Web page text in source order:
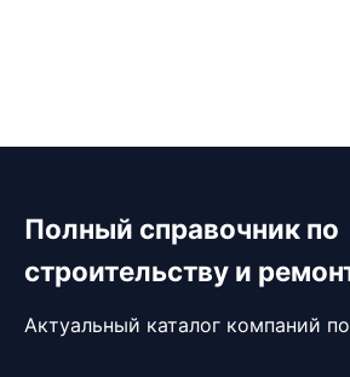
Полный справочник по
строительству и
Актуальный каталог компаний